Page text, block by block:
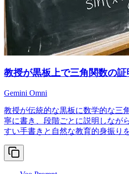
教授が黒板上で三角関数の
Gemini Omni
教授が伝統的な黒板に数学的な三
寧に書き、段階ごとに説明しなが
すい手書きと自然な教育的身振り